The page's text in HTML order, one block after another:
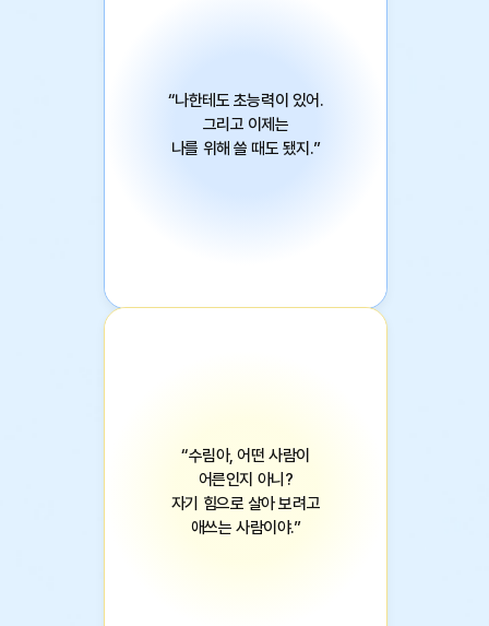
“나한테도 초능력이 있어.
그리고 이제는
나를 위해 쓸 때도 됐지.”
“수림아, 어떤 사람이
어른인지 아니?
자기 힘으로 살아 보려고
애쓰는 사람이야.”